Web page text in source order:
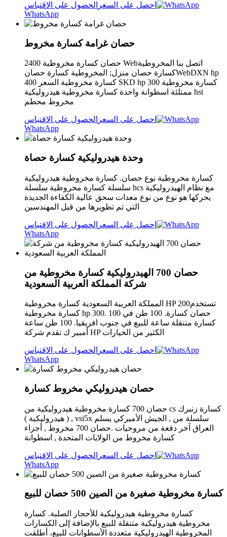
احصل على السعر الحصول على الاقتباس
WhatsApp
حصان غرامة كسارة مخروط
2400 حصان كسارة مخروطية Webاتصل بنا المخروطية
كسارة حصان منزل; المخروطية كسارة حصانWebDXN hp
400 كسارة مخروطية السعر SKD hp 300 كسارة مخروطية
ممتلئة اسطوانة واحدة كسارة مخروطية هيدروليكية hst
مخروط محطم
احصل على السعر الحصول على الاقتباس
WhatsApp
وحدة هيدروليكية كسارة حصاة
كسارة مخروطية نوع حصان. كسارة مخروطية هيدروليكية
سلسلة كسارة مخروطية سلسلة hcs مع نظام الهيدروليكية
يحركها هو نوع من نوع معدات سحق عالية الكفاءة الجديدة
التي تم تطويرها من قبل المهندسين
احصل على السعر الحصول على الاقتباس
WhatsApp
حصان 700 الهيدروليكية كسارة مخروطية من
شركة المملكة العربية السعودية
المملكة العربية السعودية كسارة مخروطية HP 200تستخدم
كسارة مخروطية hp 300. 100 حصان كسارة. 100 طن في
كسارة متنقلة ساعة للبيع في جنوب افريقيا. 100 طن ساعة
أمبير ك تقدم شركة HP الكثير من الخيارات
احصل على السعر الحصول على الاقتباس
WhatsApp
حصان هيدروليكي مخروط كسارة
حصان 700 كسارة مخروطية هيدروليكية من cs كسارة زنبرك
, ( هيدروليكية ) vsi5x سلسلة من , الجيش الأميركي يسلم
العراق آخر دفعة من مروحيات .حصان 700 مخروط , أجزاء
كسارة مخروط من الولايات المتحدة , اسطوانة
احصل على السعر الحصول على الاقتباس
WhatsApp
كسارة مخروطية صغيرة من الصين 500 حصان للبيع
كسارة مخروطية هيدروليكية للأحجار الصلبة. كسارة
مخروطية هيدروليكية متنقلة للبيع بالإضافة إلى الكسارات
المخروطية الهيدروليكية متعددة الأسطوانات للبيع، أطلقت